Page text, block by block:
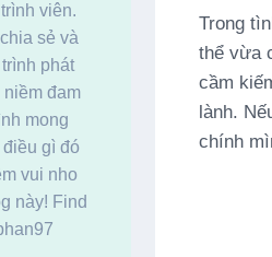
viên.
sẻ và
phát
đam
mong
gì đó
vui nho
này! Find
Trong
thể vừa
cầm
lành.
chính